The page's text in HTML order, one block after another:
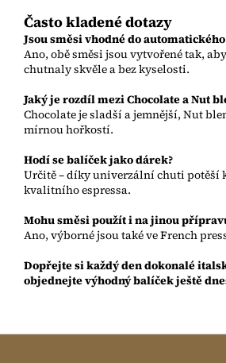
Často kladené dotazy
Jsou směsi vhodné do
Ano, obě směsi jsou vytvořené tak,
chutnaly skvěle a bez kyselosti.
Jaký je rozdíl mezi Chocolate a Nut
Chocolate je sladší a jemnější, Nut
mírnou hořkostí.
Hodí se balíček jako dárek?
Určitě – díky univerzální chuti potěší
kvalitního espressa.
Mohu směsi použít i na jinou
Ano, výborné jsou také ve French
Dopřejte si každý den dokonalé
objednejte výhodný balíček ještě
Z